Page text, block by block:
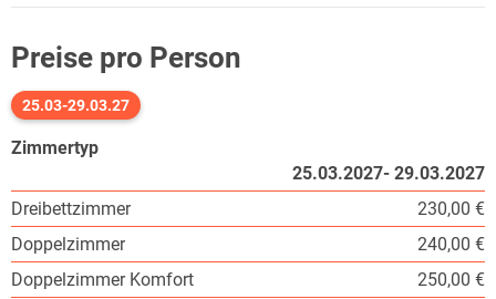
Preise pro Person
25.03-29.03.27
Zimmertyp
Dreibettzimmer
Doppelzimmer
Doppelzimmer Komfort
25.03.2027- 29.03.2027
230,00 €
240,00 €
250,00 €